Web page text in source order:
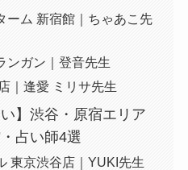
ーム 新宿館｜ちゃあこ先
ンガン｜登音先生
｜逢愛 ミリサ先生
】渋谷・原宿エリア
占い師4選
東京渋谷店｜YUKI先生